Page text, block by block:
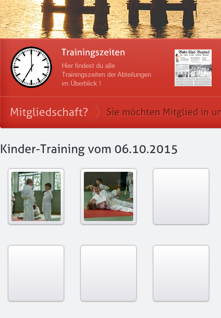
Hier findest du alle
Trainingszeiten der Abteilungen
im Überblick !